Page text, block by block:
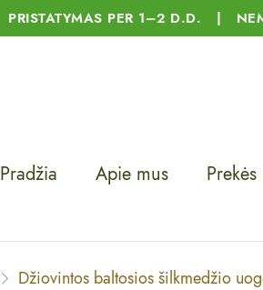
PRISTATYMAS PER 1–2 D.D. |
Pradžia Apie mus Prekės
Džiovintos baltosios šilkmedžio